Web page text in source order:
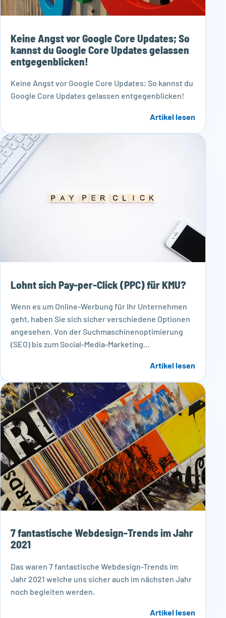
Keine Angst vor Google Core Updates; So
kannst du Google Core Updates gelassen
entgegenblicken!
Keine Angst vor Google Core Updates; So kannst du
Google Core Updates gelassen entgegenblicken!
Artikel lesen
Lohnt sich Pay-per-Click (PPC) für KMU?
Wenn es um Online-Werbung für Ihr Unternehmen
geht, haben Sie sich sicher verschiedene Optionen
angesehen. Von der Suchmaschinenoptimierung
(SEO) bis zum Social-Media-Marketing…
Artikel lesen
7 fantastische Webdesign-Trends im Jahr
2021
Das waren 7 fantastische Webdesign-Trends im
Jahr 2021 welche uns sicher auch im nächsten Jahr
noch begleiten werden.
Artikel lesen